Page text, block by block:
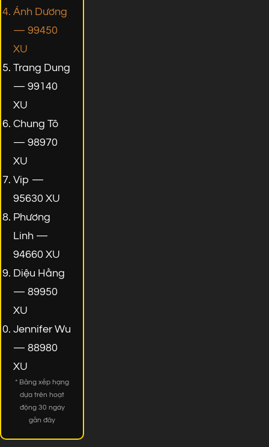
Ánh Dương
— 99450
XU
Trang Dung
— 99140
XU
Chung Tô
— 98970
XU
Vip —
95630 XU
Phương
Linh —
94660 XU
Diệu Hằng
— 89950
XU
Jennifer Wu
— 88980
XU
* Bảng xếp hạng
dựa trên hoạt
động 30 ngày
gần đây